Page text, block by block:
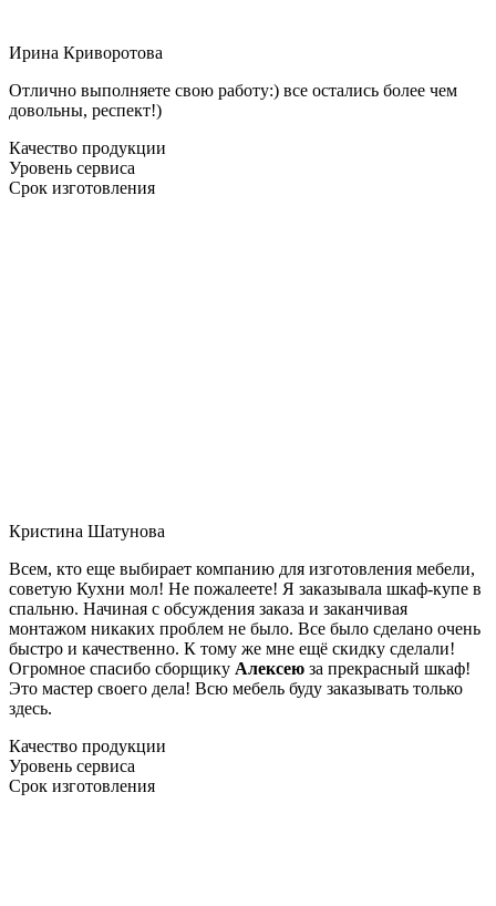
Ирина Криворотова
Отлично выполняете свою работу:) все остались более чем
довольны, респект!)
Качество продукции
Уровень сервиса
Срок изготовления
Кристина Шатунова
Всем, кто еще выбирает компанию для изготовления мебели,
советую Кухни мол! Не пожалеете! Я заказывала шкаф-купе в
спальню. Начиная с обсуждения заказа и заканчивая
монтажом никаких проблем не было. Все было сделано очень
быстро и качественно. К тому же мне ещё скидку сделали!
Огромное спасибо сборщику Алексею за прекрасный шкаф!
Это мастер своего дела! Всю мебель буду заказывать только
здесь.
Качество продукции
Уровень сервиса
Срок изготовления